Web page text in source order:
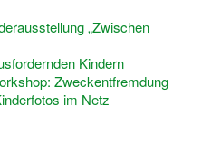
„Zwischen
Kindern
Zweckentfremdung
im Netz